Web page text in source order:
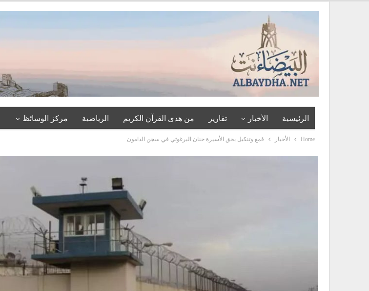
الرئيسية الأخبار تقارير من هدى القرآن الكريم الرياضية مركز الوسائظ
Home الأخبار قمع وتنكيل بحق الأسيرة حنان البرغوثي في سجن الدامون